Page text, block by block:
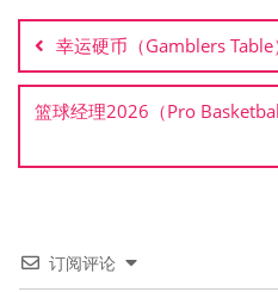
章
导
航
幸运硬币‌（Gamblers
篮球经理2026（Pro
订阅评论